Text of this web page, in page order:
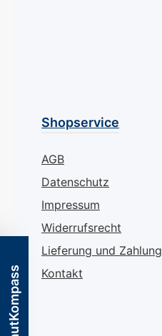
Shopservice
AGB
Datenschutz
Impressum
Widerrufsrecht
Lieferung und Zahlung
Kontakt
HautKompass